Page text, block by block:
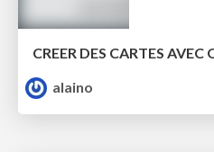
alaino